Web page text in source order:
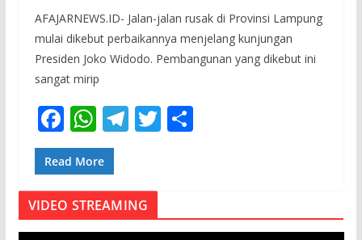
AFAJARNEWS.ID- Jalan-jalan rusak di Provinsi Lampung
mulai dikebut perbaikannya menjelang kunjungan
Presiden Joko Widodo. Pembangunan yang dikebut ini
sangat mirip
F
ac
e
b
o
W
h
at
s
A
T
gr
a
T S
Read More
VIDEO STREAMING